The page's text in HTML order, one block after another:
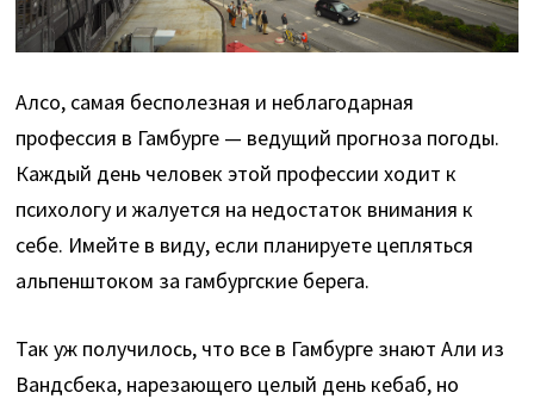
Алсо, самая бесполезная и неблагодарная
профессия в Гамбурге — ведущий прогноза погоды.
Каждый день человек этой профессии ходит к
психологу и жалуется на недостаток внимания к
себе. Имейте в виду, если планируете цепляться
альпенштоком за гамбургские берега.
Так уж получилось, что все в Гамбурге знают Али из
Вандсбека, нарезающего целый день кебаб, но